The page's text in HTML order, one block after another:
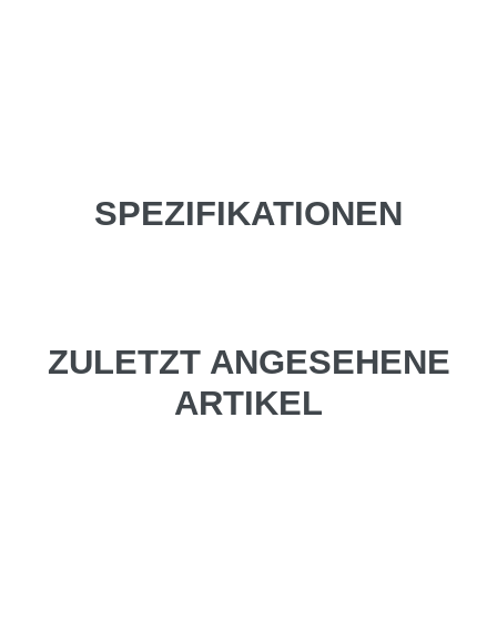
SPEZIFIKATIONEN
ZULETZT ANGESEHENE
ARTIKEL